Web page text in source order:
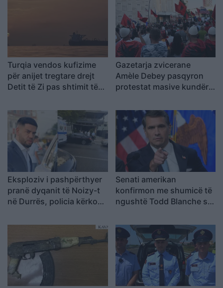
Turqia vendos kufizime
për anijet tregtare drejt
Detit të Zi pas shtimit të
Gazetarja zvicerane
Amèle Debey pasqyron
protestat masive kundër
japin fund pushtetit 35-
vjeçar të të njëjtëve emra
Eksploziv i pashpërthyer
pranë dyqanit të Noizy-t
në Durrës, policia kërkon
Senati amerikan
konfirmon me shumicë të
ngushtë Todd Blanche si
SHBA-së